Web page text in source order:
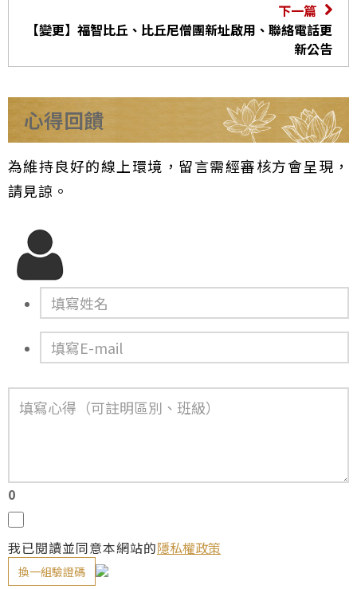
下一篇
【變更】福智比丘、比丘尼僧團新址啟用、聯絡電話更
新公告
心得回饋
為維持良好的線上環境，留言需經審核方會呈現，
請見諒。
0
我已閱讀並同意本網站的隱私權政策
換一組驗證碼